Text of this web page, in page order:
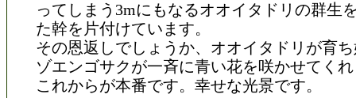
ってしまう3mにもなるオオイタドリの群生
た幹を片付けています。
その恩返しでしょうか、オオイタドリが育
ゾエンゴサクが一斉に青い花を咲かせてく
これからが本番です。幸せな光景です。